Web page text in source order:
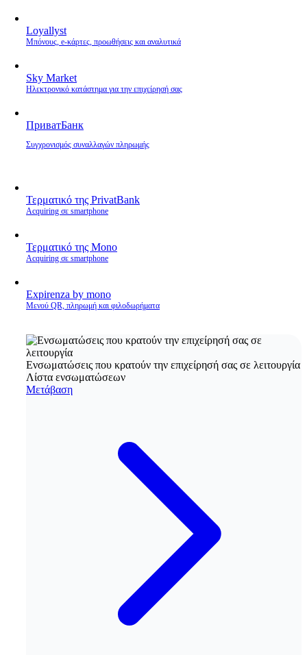
Loyallyst
Μπόνους, e‑κάρτες, προωθήσεις και αναλυτικά
Sky Market
Ηλεκτρονικό κατάστημα για την επιχείρησή σας
ПриватБанк
Συγχρονισμός συναλλαγών πληρωμής
Τερματικό της PrivatBank
Acquiring σε smartphone
Τερματικό της Mono
Acquiring σε smartphone
Expirenza by mono
Μενού QR, πληρωμή και φιλοδωρήματα
Ενσωματώσεις που κρατούν την επιχείρησή σας σε λειτουργία
Λίστα ενσωματώσεων
Μετάβαση